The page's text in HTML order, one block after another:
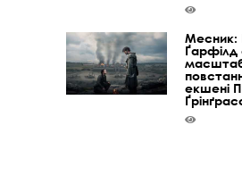
Месник:
Ґарфілд
екшені